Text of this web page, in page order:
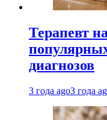
Терапевт
диагнозов
3 года ago3 года